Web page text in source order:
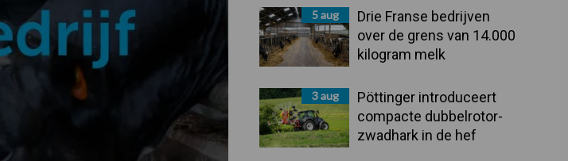
5 aug
Drie Franse bedrijven
over de grens van 14.000
kilogram melk
3 aug
Pöttinger introduceert
compacte dubbelrotor-
zwadhark in de hef